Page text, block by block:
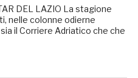
DEL LAZIO La stagione
nelle colonne odierne
il Corriere Adriatico che che